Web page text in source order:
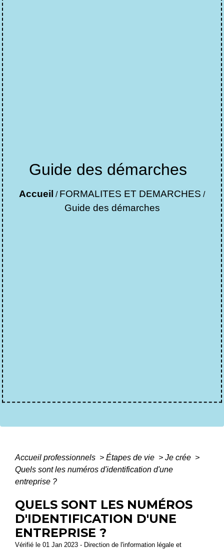
Guide des démarches
Accueil / FORMALITES ET DEMARCHES /
Guide des démarches
Accueil professionnels > Étapes de vie > Je crée >
Quels sont les numéros d'identification d'une
entreprise ?
QUELS SONT LES NUMÉROS
D'IDENTIFICATION D'UNE
ENTREPRISE ?
Vérifié le 01 Jan 2023 - Direction de l'information légale et